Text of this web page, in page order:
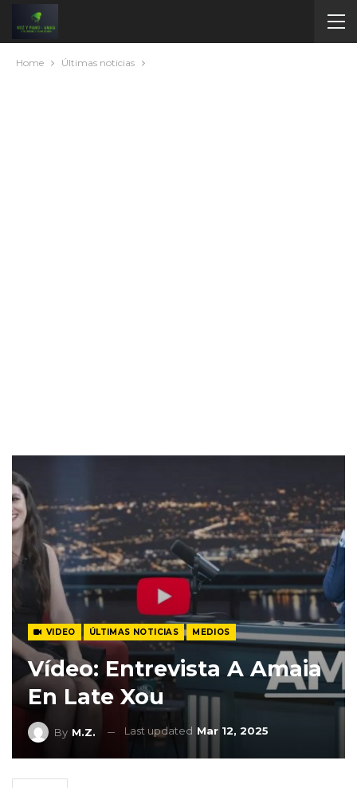
Home Últimas noticias
VIDEO ÚLTIMAS NOTICIAS MEDIOS
Vídeo: Entrevista A Amaia
En Late Xou
By M.Z. Last updated Mar 12, 2025